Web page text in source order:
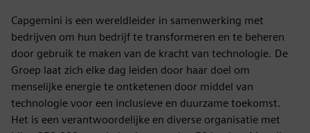
Capgemini is een wereldleider in samenwerking met
bedrijven om hun bedrijf te transformeren en te beheren
door gebruik te maken van de kracht van technologie. De
Groep laat zich elke dag leiden door haar doel om
menselijke energie te ontketenen door middel van
technologie voor een inclusieve en duurzame toekomst.
Het is een verantwoordelijke en diverse organisatie met